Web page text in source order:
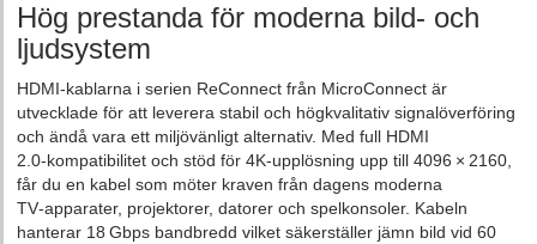
Hög prestanda för moderna bild- och
ljudsystem
HDMI‑kablarna i serien ReConnect från MicroConnect är
utvecklade för att leverera stabil och högkvalitativ signalöverföring
och ändå vara ett miljövänligt alternativ. Med full HDMI
2.0‑kompatibilitet och stöd för 4K‑upplösning upp till 4096 × 2160,
får du en kabel som möter kraven från dagens moderna
TV‑apparater, projektorer, datorer och spelkonsoler. Kabeln
hanterar 18 Gbps bandbredd vilket säkerställer jämn bild vid 60